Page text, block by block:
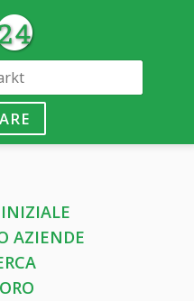
AZIENDE